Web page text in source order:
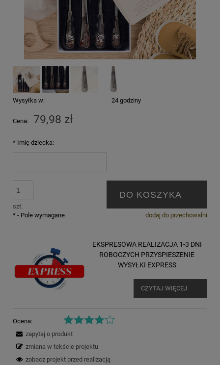
Wysyłka w: 24 godziny
Cena: 79,98 zł
* Imię dziecka:
szt.
DO KOSZYKA
dodaj do przechowalni
* - Pole wymagane
EKSPRESOWA REALIZACJA 1-3 DNI
ROBOCZYCH PRZYSPIESZENIE
WYSYŁKI EXPRESS
CZYTAJ WIĘCEJ
Ocena:
zapytaj o produkt
zmiana w tekście projektu
zobacz projekt przed realizacją